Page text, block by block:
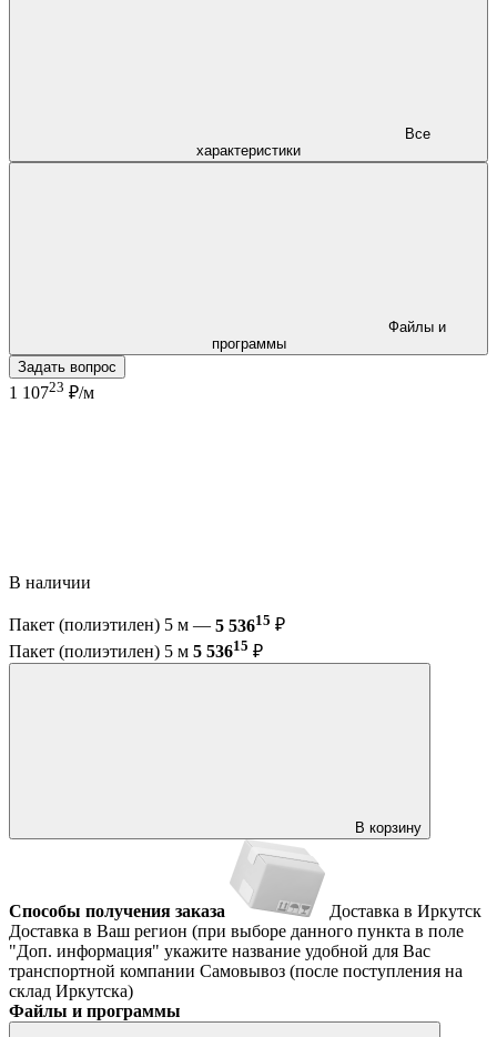
характеристики
программы
Задать вопрос
1 10723 ₽/м
В наличии
Пакет (полиэтилен) 5 м — 5 53615 ₽
Пакет (полиэтилен) 5 м 5 53615 ₽
В корзину
Способы получения заказа
Доставка в Иркутск
Доставка в Ваш регион (при выборе данного пункта в поле
"Доп. информация" укажите название удобной для Вас
транспортной компании Самовывоз (после поступления на
склад Иркутска)
Файлы и программы